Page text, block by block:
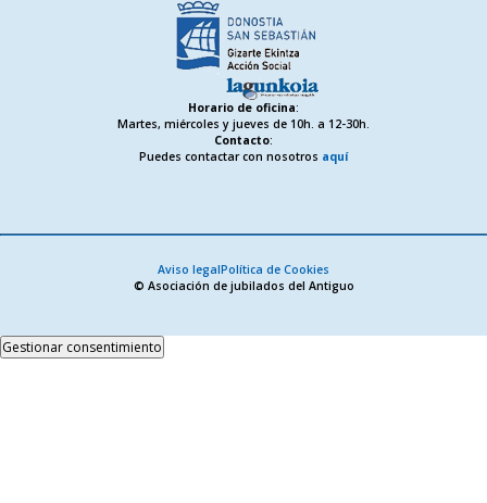
Horario de oficina:
Martes, miércoles y jueves de 10h. a 12-30h.
Contacto:
Puedes contactar con nosotros aquí
© Asociación de jubilados del Antiguo
Aviso legalPolítica de Cookies
Gestionar consentimiento